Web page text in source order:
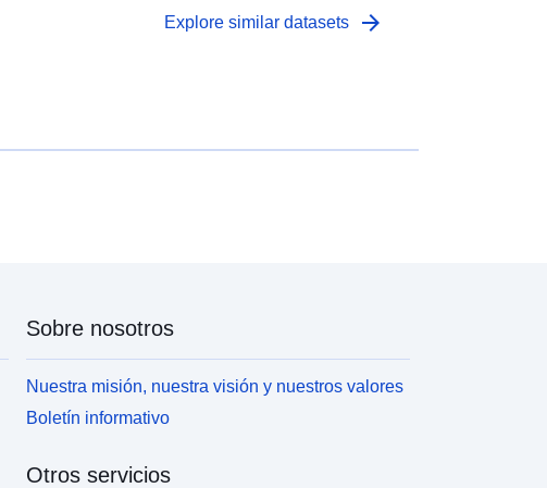
Explore similar datasets arrow_forward
Sobre nosotros
Nuestra misión, nuestra visión y nuestros valores
Boletín informativo
Otros servicios